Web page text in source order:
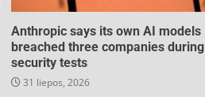
Anthropic says its own AI models
breached three companies during
security tests
31 liepos, 2026